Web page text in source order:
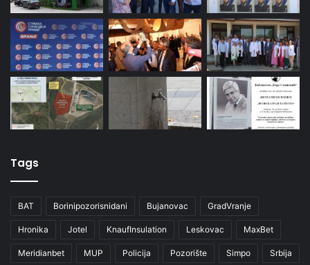
Tags
BAT Borinipozorisnidani Bujanovac GradVranje
Hronika Jotel KnaufInsulation Leskovac MaxBet
Meridianbet MUP Policija Pozorište Simpo Srbija